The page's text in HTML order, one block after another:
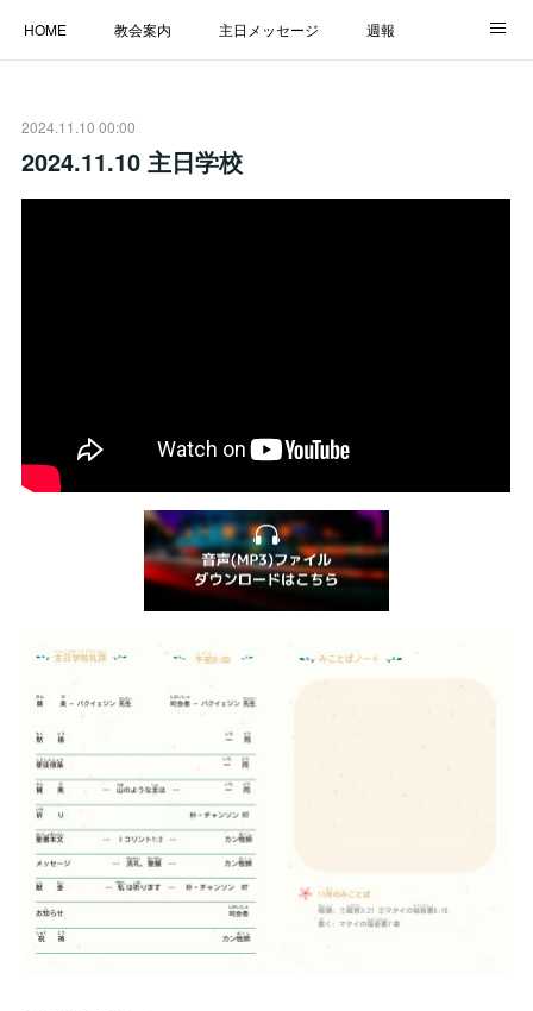
HOME 教会案内 主日メッセージ 週報
2024.11.10 00:00
2024.11.10 主日学校